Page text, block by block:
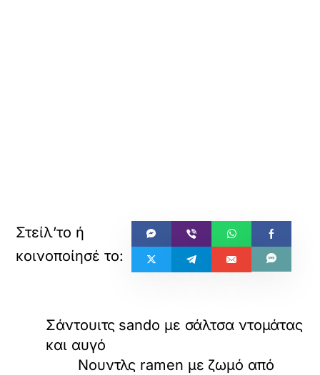
Σάντουιτς sando με σάλτσα ντομάτας
και αυγό
Νουντλς ramen με ζωμό από